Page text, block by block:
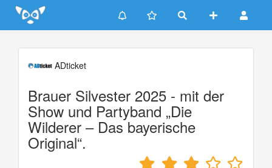
Update cookies preferences
ADticket
Brauer Silvester 2025 - mit der
Show und Partyband „Die
Wilderer – Das bayerische
Original“.